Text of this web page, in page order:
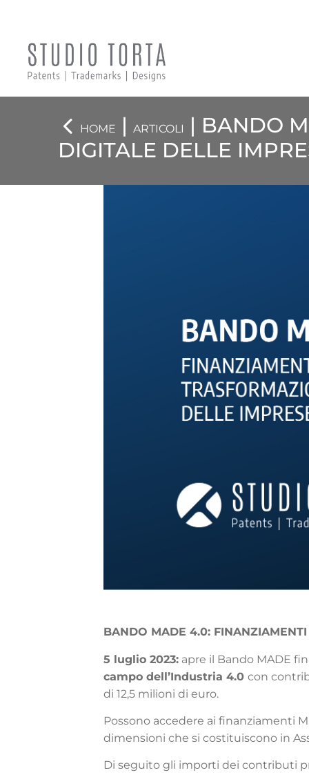
HOME | ARTICOLI
| BANDO
DIGITALE DELLE
BANDO MADE 4.0:
5 luglio 2023: apre il Bando MADE
campo dell’Industria 4.0 con
di 12,5 milioni di euro.
Possono accedere ai finanziamenti
dimensioni che si costituiscono in
Di seguito gli importi dei contributi